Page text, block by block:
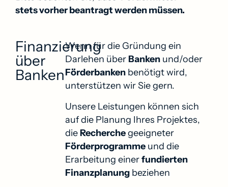
stets vorher beantragt werden müssen.
Finanzierung
über
Banken
Wenn für die Gründung ein
Darlehen überBanken und/oder
Förderbanken benötigt wird,
unterstützen wir Sie gern.
Unsere Leistungen können sich
auf die Planung Ihres Projektes,
dieRecherchegeeigneter
Förderprogramme und die
Erarbeitung einerfundierten
Finanzplanung beziehen